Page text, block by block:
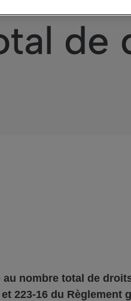
de
nombre total de
223-16 du Règlement g